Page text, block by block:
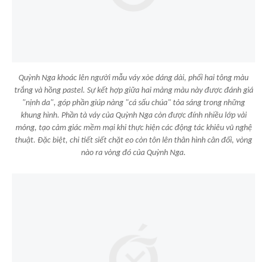
Quỳnh Nga khoác lên người mẫu váy xòe dáng dài, phối hai tông màu
trắng và hồng pastel. Sự kết hợp giữa hai mảng màu này được đánh giá
"nịnh da", góp phần giúp nàng "cá sấu chúa" tỏa sáng trong những
khung hình. Phần tà váy của Quỳnh Nga còn được đính nhiều lớp vải
mỏng, tạo cảm giác mềm mại khi thực hiện các động tác khiêu vũ nghệ
thuật. Đặc biệt, chi tiết siết chặt eo còn tôn lên thân hình cân đối, vòng
nào ra vòng đó của Quỳnh Nga.